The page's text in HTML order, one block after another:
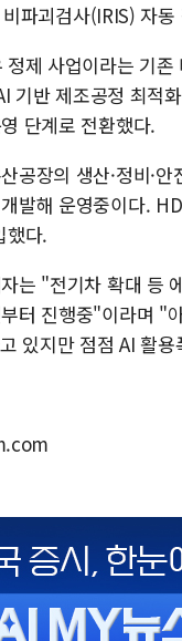
파괴검사(IRIS) 자
정제 사업이라는 기
기반 제조공정 최적
단계로 전환했다.
공장의 생산·정비·
발해 운영중이다.
했다.
는 "전기차 확대 등
터 진행중"이라며 "
있지만 점점 AI 활